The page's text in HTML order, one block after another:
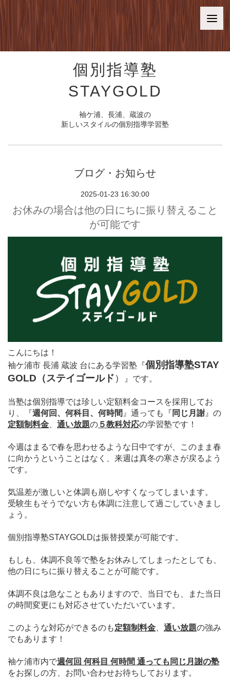
個別指導塾
STAYGOLD
袖ケ浦、長浦、蔵波の
新しいスタイルの個別指導学習塾
ブログ・お知らせ
2025-01-23 16:30:00
お休みの場合は他の日にちに振り替えること
が可能です
こんにちは！
袖ケ浦市 長浦 蔵波 台にある学習塾 『個別指導塾STAY
GOLD（ステイゴールド） 』 です。
当塾は個別指導では珍しい定額料金コースを採用してお
り、
『週何回、何科目、何時間 』通っても 『 同じ月謝 』の
定額制料金
通い放題の ５教科対応の学習塾です！
今週はまるで春を思わせるような日中ですが、このまま春
に向かうということはなく、来週は真冬の寒さが戻るよう
です。
気温差が激しいと体調も崩しやすくなってしまいます。
受験生もそうでない方も体調に注意して過ごしていきまし
ょう。
個別指導塾STAYGOLDは振替授業が可能です。
もしも、体調不良等で塾をお休みしてしまったとしても、
他の日にちに振り替えることが可能です。
体調不良は急なこともありますので、当日でも、また当日
の時間変更にも対応させていただいています。
このような対応ができるのも定額制料金 通い放題の強み
でもあります！
袖ケ浦市内で週何回 何科目 何時間 通っても同じ月謝の塾
をお探しの方、 お問い合わせお待ちしております。